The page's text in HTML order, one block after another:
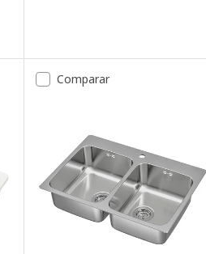
1 seno con escurridor, negro/
Comparar